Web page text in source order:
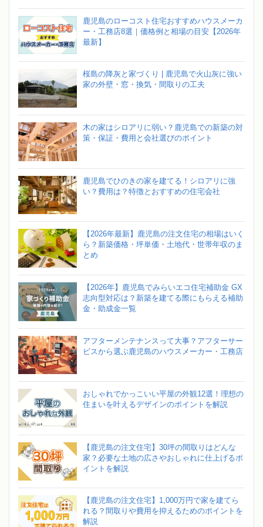
鹿児島のローコスト住宅おすすめハウスメーカ
ー・工務店8選｜価格例と相場の目安【2026年
最新】
桜島の降灰と家づくり | 鹿児島で火山灰に強い
家の外壁・窓・換気・間取りの工夫
木の家はシロアリに弱い？鹿児島での新築の対
策・保証・費用と会社選びのポイント
鹿児島でひのきの家を建てる！シロアリに強
い？費用は？特徴とおすすめの住宅会社
【2026年最新】鹿児島の注文住宅の相場はいく
ら？新築価格・坪単価・土地代・世帯年収のま
とめ
【2026年】鹿児島でみらいエコ住宅補助金 GX
志向型対応は？新築を建てる際にもらえる補助
金・助成金一覧
アフターメンテナンスって大事？アフターサー
ビスから選ぶ鹿児島のハウスメーカー・工務店
おしゃれでかっこいい平屋の外観12選！理想の
住まいを叶えるデザインのポイントを解説
【鹿児島の注文住宅】30坪の間取りはどんな
家？必要な土地の広さやおしゃれに仕上げるポ
イントを解説
【鹿児島の注文住宅】1,000万円で家を建てら
れる？間取りや費用を抑えるためのポイントを
解説